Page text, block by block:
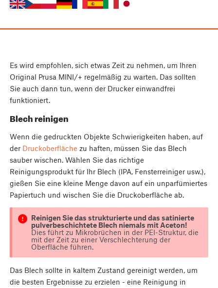
Es wird empfohlen, sich etwas Zeit zu nehmen, um Ihren
Original Prusa MINI/+ regelmäßig zu warten. Das sollten
Sie auch dann tun, wenn der Drucker einwandfrei
funktioniert.
Blech reinigen
Wenn die gedruckten Objekte Schwierigkeiten haben, auf
der Druckoberfläche zu haften, müssen Sie das Blech
sauber wischen. Wählen Sie das richtige
Reinigungsprodukt für Ihr Blech (IPA, Fensterreiniger usw.),
gießen Sie eine kleine Menge davon auf ein unparfümiertes
Papiertuch und wischen Sie die Druckoberfläche ab.
Reinigen Sie das strukturierte und das satinierte
pulverbeschichtete Blech niemals mit Aceton!
Dies führt zu Mikrobrüchen in der PEI-Struktur, die
mit der Zeit zu einer Verschlechterung der
Oberfläche führen.
Das Blech sollte in kaltem Zustand gereinigt werden, um
die besten Ergebnisse zu erzielen - eine Reinigung in